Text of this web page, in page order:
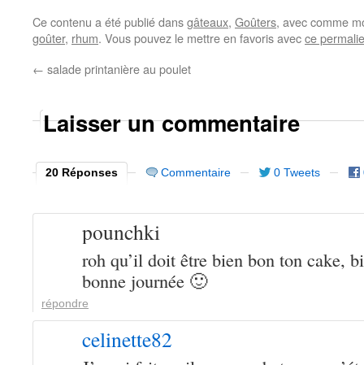
Ce contenu a été publié dansgâteaux, Goûters, avec comme
goûter, rhum. Vous pouvez le mettre en favoris avecce
← salade printanière au poulet
Laisser un commentaire
20 Réponses Commentaire 0 Tweets
pounchki
roh qu’il doit être bien bon ton cake,
bonne journée 🙂
répondre
celinette82